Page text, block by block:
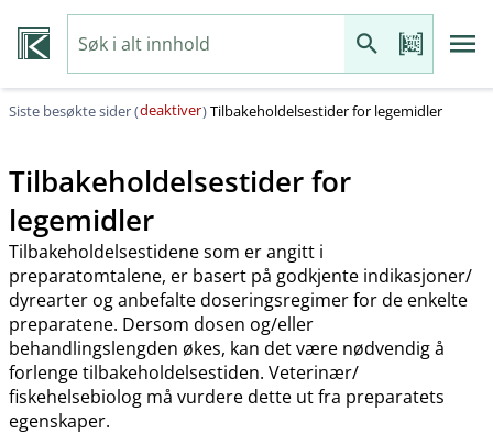
Siste besøkte sider (deaktiver)Tilbakeholdelsestider for legemidler
Tilbakeholdelsestider for
legemidler
Tilbakeholdelsestidene som er angitt i
preparatomtalene, er basert på godkjente indikasjoner​/​
dyrearter og anbefalte doseringsregimer for de enkelte
preparatene. Dersom dosen og​/​eller
behandlingslengden økes, kan det være nødvendig å
forlenge tilbakeholdelsestiden. Veterinær​/​
fiskehelsebiolog må vurdere dette ut fra preparatets
egenskaper.